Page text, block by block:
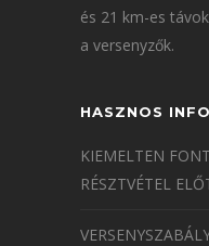
és 21 km-es
a versenyzők.
HASZNOS
KIEMELTEN
RÉSZTVÉTEL